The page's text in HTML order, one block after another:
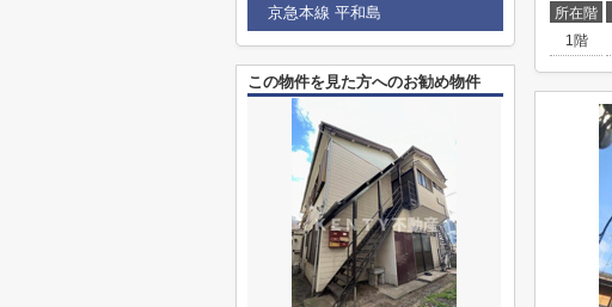
所在階
1階
京急本線 平和島
この物件を見た方へのお勧め物件